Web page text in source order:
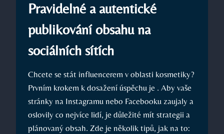
Pravidelné a autentické
publikování obsahu na
sociálních sítích
Chcete se stát influencerem v oblasti kosmetiky?
Prvním krokem k dosažení úspěchu je . Aby vaše
stránky na Instagramu nebo Facebooku zaujaly a
oslovily co nejvíce lidí, je důležité mít strategii a
plánovaný obsah. Zde je několik tipů, jak na to: